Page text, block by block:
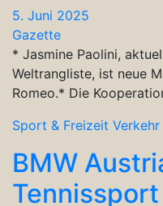
5. Juni 2025
Gazette
* Jasmine Paolini,
Weltrangliste, ist neue
Romeo.* Die
Sport & Freizeit
BMW